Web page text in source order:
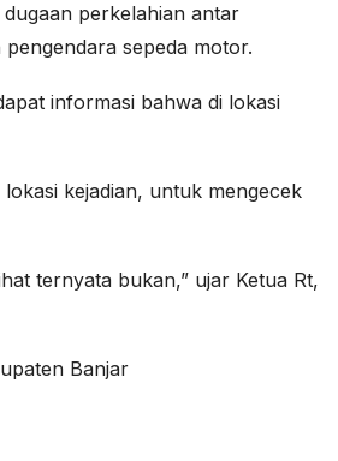
perkelahian antar
sepeda motor.
informasi bahwa di lokasi
kejadian, untuk mengecek
ternyata bukan,” ujar Ketua Rt,
Banjar